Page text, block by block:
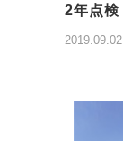
2年点検
2019.09.02